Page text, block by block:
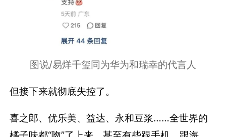
图说/易烊千玺同为华为和瑞幸的代言人
但接下来就彻底失控了。
喜之郎、优乐美、益达、永和豆浆……全世界的